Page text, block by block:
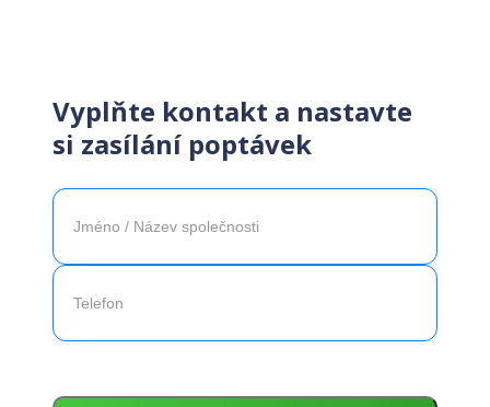
Vyplňte kontakt a nastavte
si zasílání poptávek